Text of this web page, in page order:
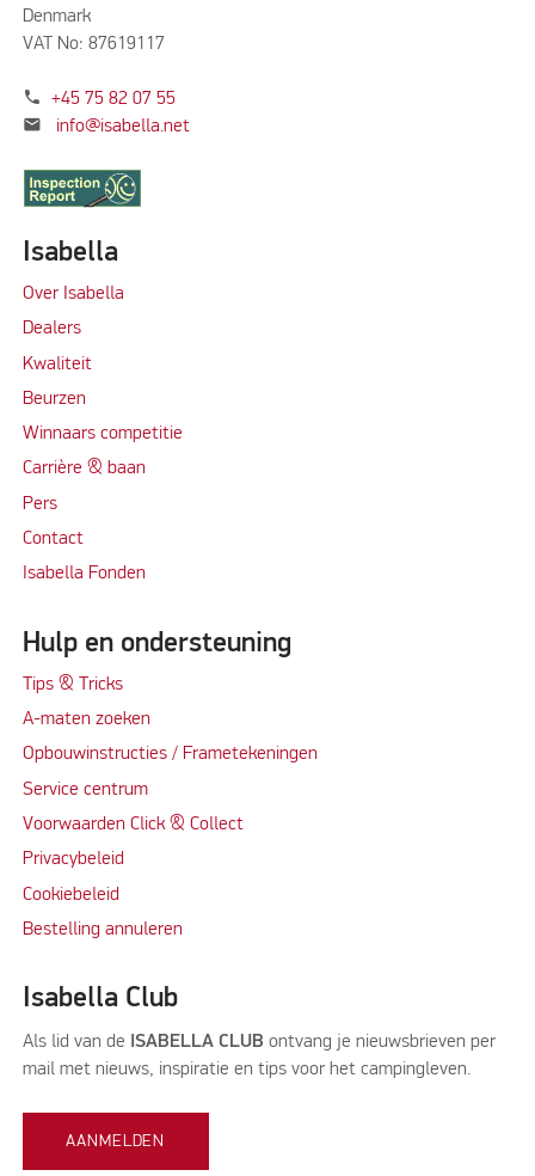
Denmark
VAT No: 87619117
phone +45 75 82 07 55
mail info@isabella.net
Isabella
Over Isabella
Dealers
Kwaliteit
Beurzen
Winnaars competitie
Carrière & baan
Pers
Contact
Isabella Fonden
Hulp en ondersteuning
Tips & Tricks
A-maten zoeken
Opbouwinstructies / Frametekeningen
Service centrum
Voorwaarden Click & Collect
Privacybeleid
Cookiebeleid
Bestelling annuleren
Isabella Club
Als lid van de ISABELLA CLUB ontvang je nieuwsbrieven per
mail met nieuws, inspiratie en tips voor het campingleven.
AANMELDEN